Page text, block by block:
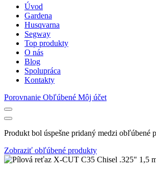
Úvod
Gardena
Husqvarna
Segway
Top produkty
O nás
Blog
Spolupráca
Kontakty
Porovnanie Obľúbené Môj účet
Produkt bol úspešne pridaný medzi obľúbené
Zobraziť obľúbené produkty